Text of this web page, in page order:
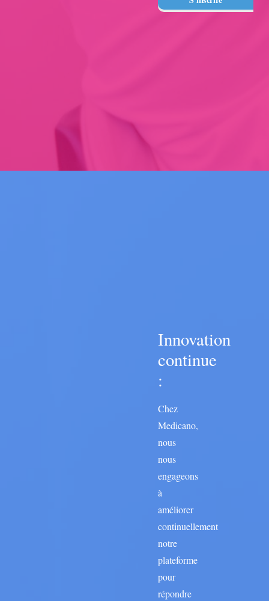
Innovation
continue
:
Chez
Medicano,
nous
nous
engageons
à
améliorer
continuellement
notre
plateforme
pour
répondre